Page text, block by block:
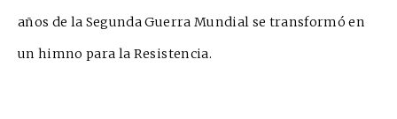
años de la Segunda Guerra Mundial se transformó en
un himno para la Resistencia.